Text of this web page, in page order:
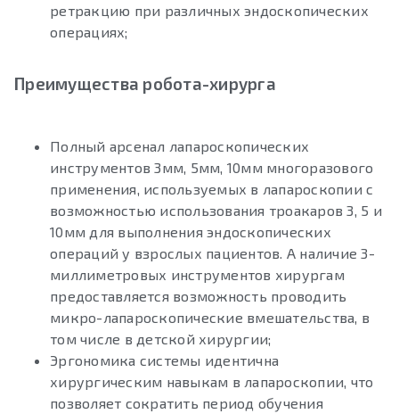
ретракцию при различных эндоскопических
операциях;
Преимущества робота-хирурга
Полный арсенал лапароскопических
инструментов 3мм, 5мм, 10мм многоразового
применения, используемых в лапароскопии с
возможностью использования троакаров 3, 5 и
10мм для выполнения эндоскопических
операций у взрослых пациентов. А наличие 3-
миллиметровых инструментов хирургам
предоставляется возможность проводить
микро-лапароскопические вмешательства, в
том числе в детской хирургии;
Эргономика системы идентична
хирургическим навыкам в лапароскопии, что
позволяет сократить период обучения